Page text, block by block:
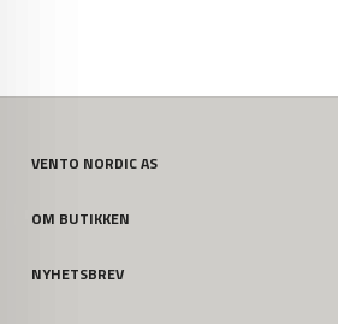
VENTO NORDIC AS
OM BUTIKKEN
NYHETSBREV